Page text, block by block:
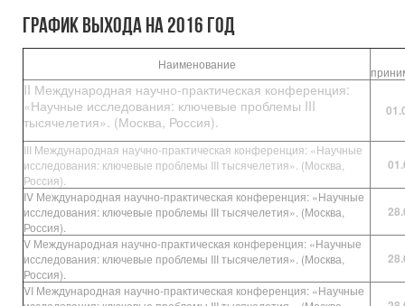
График выхода на 2016 год
Наименование
II Международная научно-практическая конференция:
«Научные исследования: ключевые проблемы III
тысячелетия». (Москва, Россия).
III Международная научно-практическая конференция: «Научные
исследования: ключевые проблемы III тысячелетия». (Москва,
Россия).
IV Международная научно-практическая конференция: «Научные
исследования: ключевые проблемы III тысячелетия». (Москва,
Россия).
V Международная научно-практическая конференция: «Научные
исследования: ключевые проблемы III тысячелетия». (Москва,
Россия).
VI Международная научно-практическая конференция: «Научные